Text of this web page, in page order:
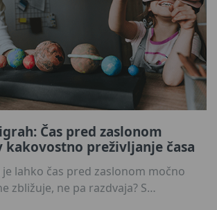
Čas pred zaslonom
kakovostno preživljanje časa
je lahko čas pred zaslonom močno
zbližuje, ne pa razdvaja? S